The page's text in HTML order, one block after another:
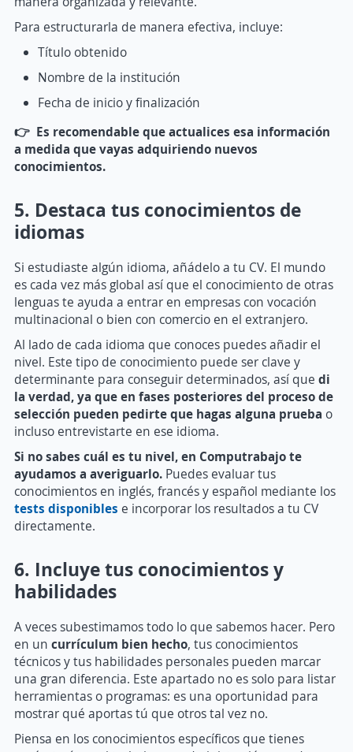
Para estructurarla de manera efectiva, incluye:
Título obtenido
Nombre de la institución
Fecha de inicio y finalización
👉 Es recomendable que actualices esa información
a medida que vayas adquiriendo nuevos
conocimientos.
5. Destaca tus conocimientos de
idiomas
Si estudiaste algún idioma, añádelo a tu CV. El mundo
es cada vez más global así que el conocimiento de otras
lenguas te ayuda a entrar en empresas con vocación
multinacional o bien con comercio en el extranjero.
Al lado de cada idioma que conoces puedes añadir el
nivel. Este tipo de conocimiento puede ser clave y
determinante para conseguir determinados, así que di
la verdad, ya que en fases posteriores del proceso de
selección pueden pedirte que hagas alguna prueba o
incluso entrevistarte en ese idioma.
Si no sabes cuál es tu nivel, en Computrabajo te
ayudamos a averiguarlo. Puedes evaluar tus
conocimientos en inglés, francés y español mediante los
tests disponibles e incorporar los resultados a tu CV
directamente.
6. Incluye tus conocimientos y
habilidades
A veces subestimamos todo lo que sabemos hacer. Pero
en un currículum bien hecho, tus conocimientos
técnicos y tus habilidades personales pueden marcar
una gran diferencia. Este apartado no es solo para listar
herramientas o programas: es una oportunidad para
mostrar qué aportas tú que otros tal vez no.
Piensa en los conocimientos específicos que tienes